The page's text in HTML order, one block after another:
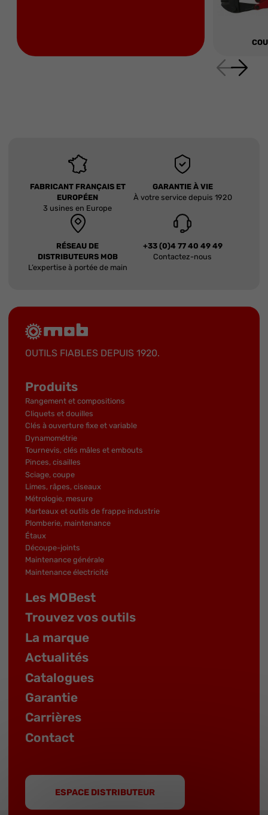
FABRICANT FRANÇAIS ET
EUROPÉEN
3 usines en Europe
GARANTIE À VIE
À votre service depuis 1920
RÉSEAU DE
DISTRIBUTEURS MOB
L’expertise à portée de main
+33 (0)4 77 40 49 49
Contactez-nous
OUTILS FIABLES DEPUIS 1920.
Produits
Rangement et compositions
Cliquets et douilles
Clés à ouverture fixe et variable
Dynamométrie
Tournevis, clés mâles et embouts
Pinces, cisailles
Sciage, coupe
Limes, râpes, ciseaux
Métrologie, mesure
Marteaux et outils de frappe industrie
Plomberie, maintenance
Étaux
Découpe-joints
Maintenance générale
Maintenance électricité
Les MOBest
Trouvez vos outils
La marque
Actualités
Catalogues
Garantie
Carrières
Contact
ESPACE DISTRIBUTEUR